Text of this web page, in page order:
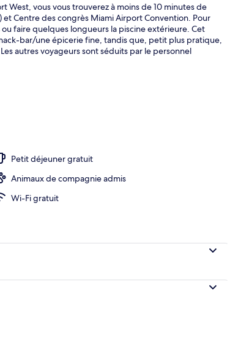
Suite,
West, vous vous trouverez à moins de 10 minutes de
Centre des congrès Miami Airport Convention. Pour
faire quelques longueurs la piscine extérieure. Cet
bar/une épicerie fine, tandis que, petit plus pratique,
autres voyageurs sont séduits par le personnel
Petit déjeuner gratuit
Animaux de compagnie admis
Wi-Fi gratuit